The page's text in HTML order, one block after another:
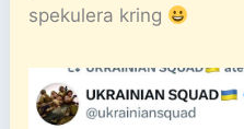
spekulera kring